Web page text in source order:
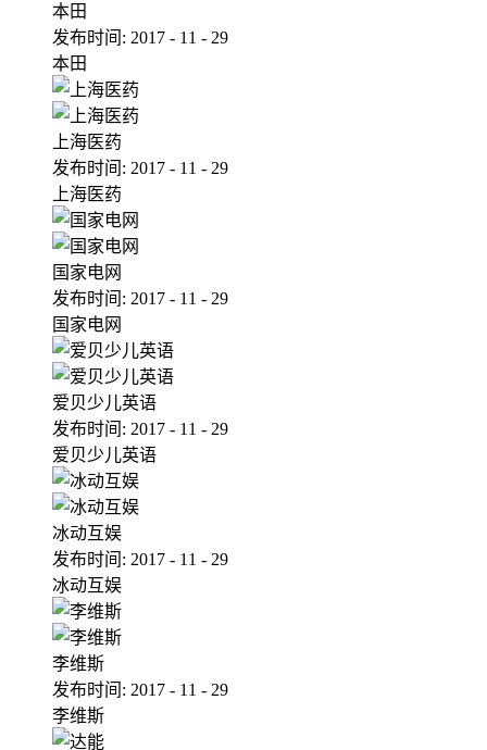
本田
发布时间: 2017 - 11 - 29
本田
上海医药
发布时间: 2017 - 11 - 29
上海医药
国家电网
发布时间: 2017 - 11 - 29
国家电网
爱贝少儿英语
发布时间: 2017 - 11 - 29
爱贝少儿英语
冰动互娱
发布时间: 2017 - 11 - 29
冰动互娱
李维斯
发布时间: 2017 - 11 - 29
李维斯